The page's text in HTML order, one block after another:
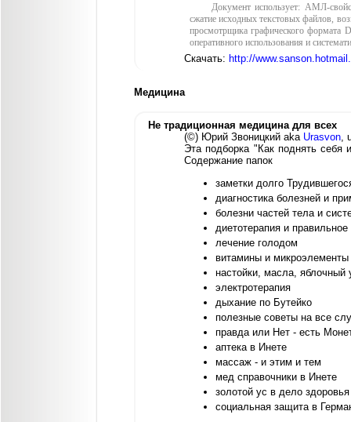
Документ использует: АМЛ-
сжатие исходных текстовых файлов,
просмотрщика графического формата
оперативного использования и
Скачать: http://
Медицина
Не традиционная медицина для всех
(©) Юрий Звоницкий aka Urasvon,
Эта подборка "Как поднять себя
Содержание папок
заметки долго
диагностика болезней и
болезни частей тела и
диетотерапия и правильное
лечение голодом
витамины и микроэлементы
настойки, масла, яблочный
электротерапия
дыхание по Бутейко
полезные советы на все
правда или Нет - есть
аптека в Инете
массаж - и этим и тем
мед справочники в Инете
золотой ус в дело здоровья
социальная защита в